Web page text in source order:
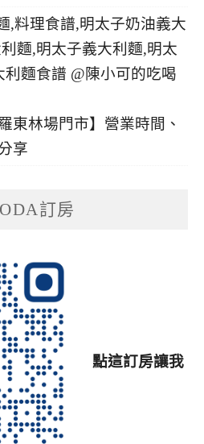
東林場門市】營業時間、
享
訂房
點這訂房讓我